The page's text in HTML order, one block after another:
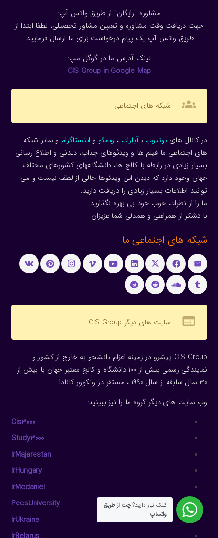
مشاوره “رایگان” از طریق واتس آپ:
جهت دریافت وقت مشاوره و تعیین مشاور تحصیلی، لطفا ابتدا از
طریق واتس آپ یک پیام درخواست برای ما ارسال فرمایید.
لینک آدرس ما در گوگل مپ:
CIS Group in Google Map
groups شبکه های اجتماعی
در کانال هاییوتیوب ، آپارات ، ویمئو و اینستاگرام و سایر شبکه
های اجتماعی ما فیلم ها و ویدئوهای جذاب، دیدنی و اطلاع رسانی
بسیار زیادی در رابطه با کالج ها، دانشگاههای کشورهای مختلف
جهان وجود دارد که دیدن این ویدئوها خالی از لطف نیست و می
توانید اطلاعات بسیار زیادی را دریافت دارید.
ما را از نظرات خوب خود بی بهره نگذارید.
با تشکر از همراهی و همدلی شما عزیزان
شبکه های اجتماعی ما
web سایت های دیگر CIS Group
CIS Group پیشرو در زمینه اعزام دانشجو به خارج از کشور و
نمایندگی رسمی بیش از 100 دانشگاه و کالج معتبر جهان با بیش از
30 سال سابقه از سال 1990 ، مستقر در ونکوور کانادا
وب سایت های دیگر گروه ما را نیز ببینید:
Cis3000
Study3000
IrMajarestan
IrHungary
IrMcdaniel
PecsUniversity
IrUkraine
کمک نیاز دارید?چت از طریق
واتساپ